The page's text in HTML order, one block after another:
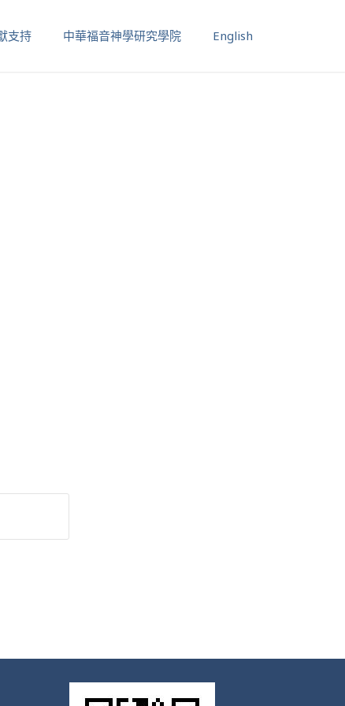
支持 中華福音神學研究學院 English